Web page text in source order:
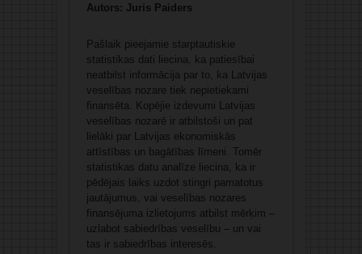
Autors: Juris Paiders
Pašlaik pieejamie starptautiskie
statistikas dati liecina, ka patiesībai
neatbilst informācija par to, ka Latvijas
veselības nozare tiek nepietiekami
finansēta. Kopējie izdevumi Latvijas
veselības nozarē ir atbilstoši un pat
lielāki par Latvijas ekonomiskās
attīstības un bagātības līmeni. Tomēr
statistikas datu analīze liecina, ka ir
pēdējais laiks uzdot stingri pamatotus
jautājumus, vai veselības nozares
finansējuma izlietojums atbilst mērķim –
uzlabot sabiedrības veselību – un vai
tas ir sabiedrības interesēs.